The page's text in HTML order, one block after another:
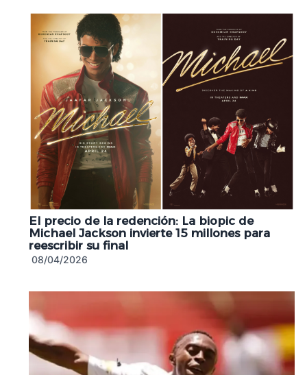
El precio de la redención: La biopic de
Michael Jackson invierte 15 millones para
reescribir su final
08/04/2026